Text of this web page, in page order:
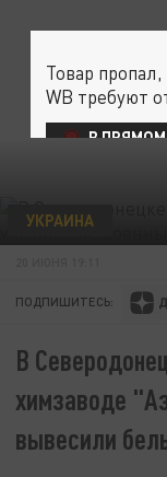
УКРАИНА
ПОДПИШИТЕСЬ:
В
химзаводе
вывесили
Товар
WB требуют
В